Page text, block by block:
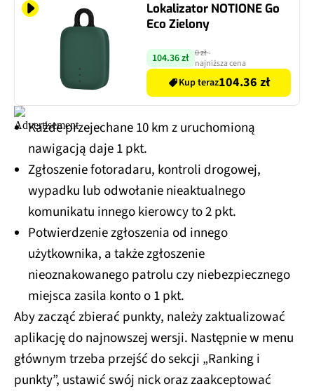
Lokalizator NOTIONE Go
Eco Zielony
104.36 zł 0 zł-
najniższa cena
Kup teraz104.36 zł
Każde przejechane 10 km z uruchomioną
nawigacją daje 1 pkt.
Zgłoszenie fotoradaru, kontroli drogowej,
wypadku lub odwołanie nieaktualnego
komunikatu innego kierowcy to 2 pkt.
Potwierdzenie zgłoszenia od innego
użytkownika, a także zgłoszenie
nieoznakowanego patrolu czy niebezpiecznego
miejsca zasila konto o 1 pkt.
Aby zacząć zbierać punkty, należy zaktualizować
aplikację do najnowszej wersji. Następnie w menu
głównym trzeba przejść do sekcji „Ranking i
punkty”, ustawić swój nick oraz zaakceptować